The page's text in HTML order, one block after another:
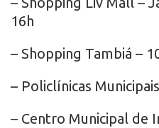
16h
– Shopping Tambiá –
– Policlínicas
– Centro Municipal de